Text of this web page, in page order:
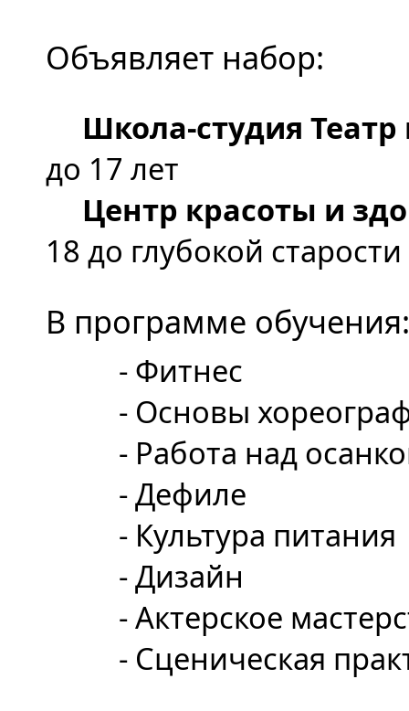
Объявляет набор:
Школа-студия
до 17 лет
Центр красоты и
18 до глубокой старости
В программе обучения:
- Фитнес
- Основы
- Работа над
- Дефиле
- Культура питания
- Дизайн
- Актерское
- Сценическая